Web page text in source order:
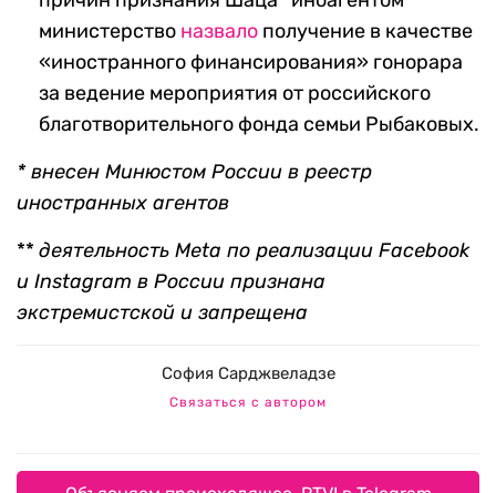
министерство назвало получение в качестве
«иностранного финансирования» гонорара
за ведение мероприятия от российского
благотворительного фонда семьи Рыбаковых.
* внесен Минюстом России в реестр
иностранных агентов
** деятельность Meta по реализации Facebook
и Instagram в России признана
экстремистской и запрещена
София Сарджвеладзе
Связаться с автором